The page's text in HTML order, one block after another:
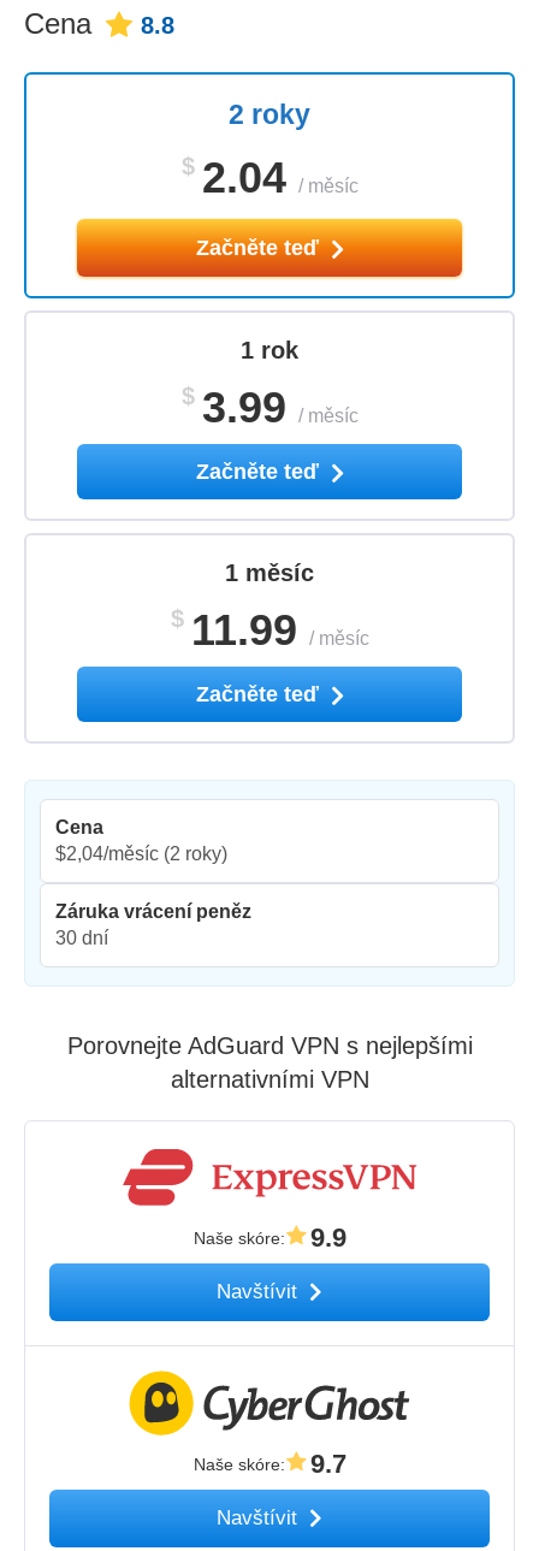
Cena 8.8
2 roky
$ 2.04 / měsíc
Začněte teď
1 rok
$ 3.99 / měsíc
Začněte teď
1 měsíc
$ 11.99 / měsíc
Začněte teď
Cena
$2,04/měsíc (2 roky)
Záruka vrácení peněz
30 dní
Porovnejte AdGuard VPN s nejlepšími
alternativními VPN
Naše skóre: 9.9
Navštívit
Naše skóre: 9.7
Navštívit